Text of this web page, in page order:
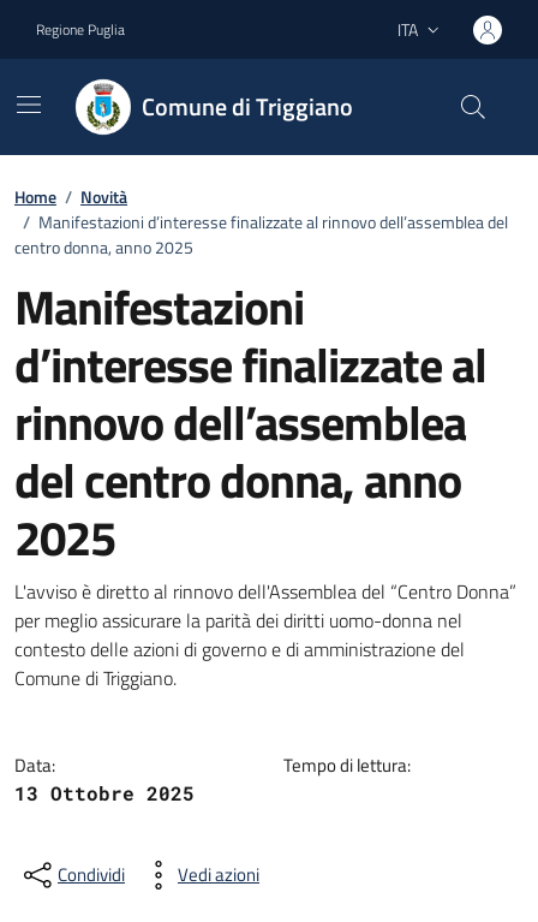
Regione Puglia Lingua attiva:
ITA
Comune di Triggiano
Home / Novità
/ Manifestazioni d’interesse finalizzate al rinnovo dell’assemblea del
centro donna, anno 2025
Manifestazioni
d’interesse finalizzate al
rinnovo dell’assemblea
del centro donna, anno
2025
Dettagli della notizia
L'avviso è diretto al rinnovo dell'Assemblea del “Centro Donna”
per meglio assicurare la parità dei diritti uomo-donna nel
contesto delle azioni di governo e di amministrazione del
Comune di Triggiano.
Data:
13 Ottobre 2025
Tempo di lettura:
Condividi Vedi azioni